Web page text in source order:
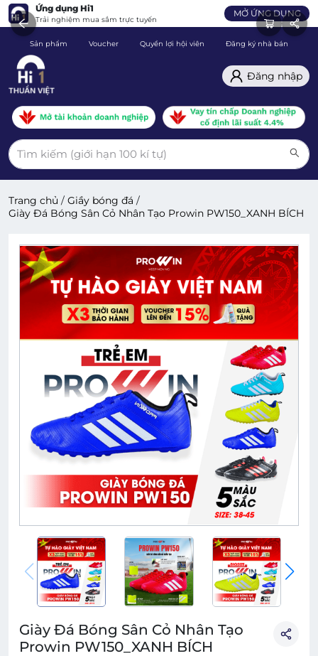
Ứng dụng Hi1
Trải nghiệm mua sắm trực tuyến
MỞ ỨNG DỤNG
Sản phẩm Voucher Quyền lợi hội viên Đăng ký nhà bán
Đăng nhập
Trang chủ / Giầy bóng đá /
Giày Đá Bóng Sân Cỏ Nhân Tạo Prowin PW150_XANH BÍCH
Giày Đá Bóng Sân Cỏ Nhân Tạo
Prowin PW150_XANH BÍCH